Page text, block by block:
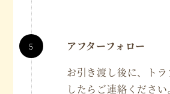
アフターフォロー
お引き渡し後に、ト
したらご連絡くださ